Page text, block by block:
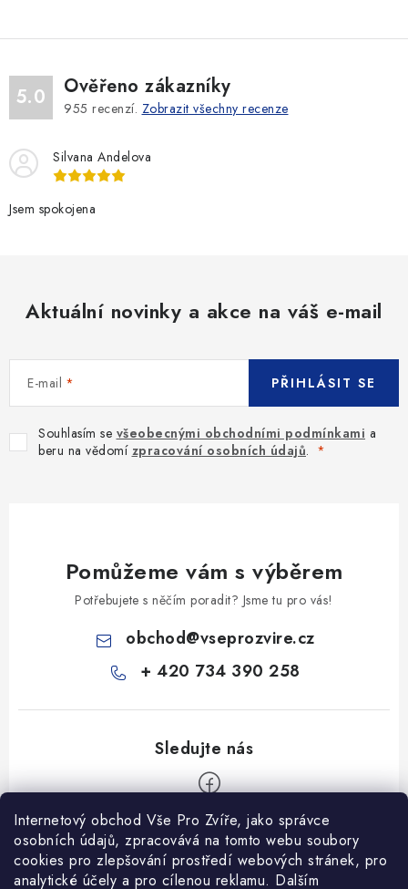
Internetový obchod Vše Pro Zvíře, jako správce
osobních údajů, zpracovává na tomto webu soubory
cookies pro zlepšování prostředí webových stránek, pro
analytické účely a pro cílenou reklamu. Dalším
5.0 Ověřeno zákazníky
955 recenzí. Zobrazit všechny recenze
Silvana Andelova
Jsem spokojena
Aktuální novinky a akce na váš e-mail
E-mail
Souhlasím se všeobecnými obchodními podmínkami a
beru na vědomí zpracování osobních údajů.
PŘIHLÁSIT SE
Pomůžeme vám s výběrem
Potřebujete s něčím poradit? Jsme tu pro vás!
obchod@vseprozvire.cz
+ 420 734 390 258
Informace pro Vás